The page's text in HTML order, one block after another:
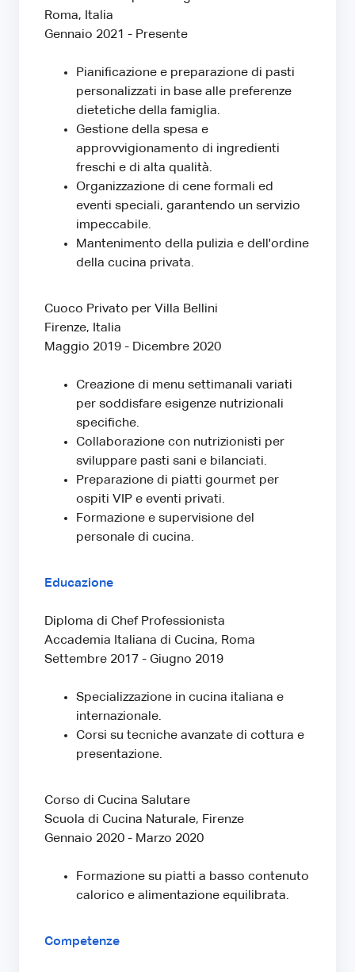
Roma, Italia
Gennaio 2021 - Presente
Pianificazione e preparazione di pasti
personalizzati in base alle preferenze
dietetiche della famiglia.
Gestione della spesa e
approvvigionamento di ingredienti
freschi e di alta qualità.
Organizzazione di cene formali ed
eventi speciali, garantendo un servizio
impeccabile.
Mantenimento della pulizia e dell'ordine
della cucina privata.
Cuoco Privato per Villa Bellini
Firenze, Italia
Maggio 2019 - Dicembre 2020
Creazione di menu settimanali variati
per soddisfare esigenze nutrizionali
specifiche.
Collaborazione con nutrizionisti per
sviluppare pasti sani e bilanciati.
Preparazione di piatti gourmet per
ospiti VIP e eventi privati.
Formazione e supervisione del
personale di cucina.
Educazione
Diploma di Chef Professionista
Accademia Italiana di Cucina, Roma
Settembre 2017 - Giugno 2019
Specializzazione in cucina italiana e
internazionale.
Corsi su tecniche avanzate di cottura e
presentazione.
Corso di Cucina Salutare
Scuola di Cucina Naturale, Firenze
Gennaio 2020 - Marzo 2020
Formazione su piatti a basso contenuto
calorico e alimentazione equilibrata.
Competenze